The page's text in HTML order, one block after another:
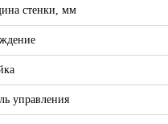
стенки, мм
управления